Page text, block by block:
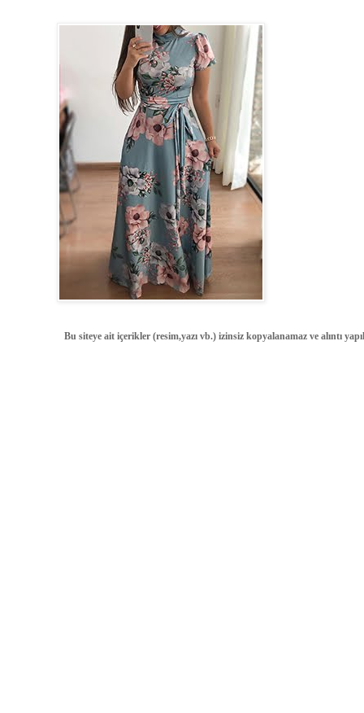
Bu siteye ait içerikler (resim,yazı vb.) izinsiz kopyalanamaz ve alıntı